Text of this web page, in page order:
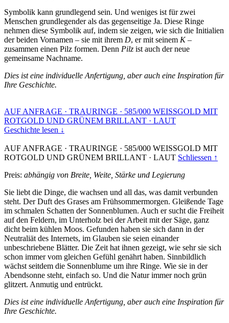
Symbolik kann grundlegend sein. Und weniges ist für zwei
Menschen grundlegender als das gegenseitige Ja. Diese Ringe
nehmen diese Symbolik auf, indem sie zeigen, wie sich die Initialien
der beiden Vornamen – sie mit ihrem D, er mit seinem K–
zusammen einen Pilz formen. Denn Pilz ist auch der neue
gemeinsame Nachname.
Dies ist eine individuelle Anfertigung, aber auch eine Inspiration für
Ihre Geschichte.
AUF ANFRAGE · TRAURINGE · 585/000 WEISSGOLD MIT
ROTGOLD UND GRÜNEM BRILLANT · LAUT
Geschichte lesen ↓
AUF ANFRAGE · TRAURINGE · 585/000 WEISSGOLD MIT
ROTGOLD UND GRÜNEM BRILLANT · LAUT Schliessen ↑
Preis: abhängig von Breite, Weite, Stärke und Legierung
Sie liebt die Dinge, die wachsen und all das, was damit verbunden
steht. Der Duft des Grases am Frühsommermorgen. Gleißende Tage
im schmalen Schatten der Sonnenblumen. Auch er sucht die Freiheit
auf den Feldern, im Unterholz bei der Arbeit mit der Säge, ganz
dicht beim kühlen Moos. Gefunden haben sie sich dann in der
Neutraliät des Internets, im Glauben sie seien einander
unbeschriebene Blätter. Die Zeit hat ihnen gezeigt, wie sehr sie sich
schon immer vom gleichen Gefühl genährt haben. Sinnbildlich
wächst seitdem die Sonnenblume um ihre Ringe. Wie sie in der
Abendsonne steht, einfach so. Und die Natur immer noch grün
glitzert. Anmutig und entrückt.
Dies ist eine individuelle Anfertigung, aber auch eine Inspiration für
Ihre Geschichte.